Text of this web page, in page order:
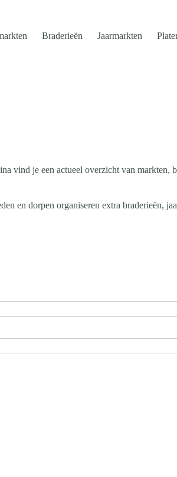
Braderieën Jaarmarkten
vind je een actueel overzicht van markten,
en dorpen organiseren extra braderieën,